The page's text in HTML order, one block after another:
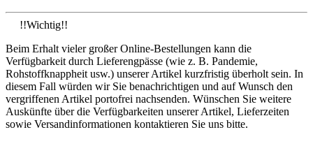
!!Wichtig!!
Beim Erhalt vieler großer Online-Bestellungen kann die
Verfügbarkeit durch Lieferengpässe (wie z. B. Pandemie,
Rohstoffknappheit usw.) unserer Artikel kurzfristig überholt sein. In
diesem Fall würden wir Sie benachrichtigen und auf Wunsch den
vergriffenen Artikel portofrei nachsenden. Wünschen Sie weitere
Auskünfte über die Verfügbarkeiten unserer Artikel, Lieferzeiten
sowie Versandinformationen kontaktieren Sie uns bitte.